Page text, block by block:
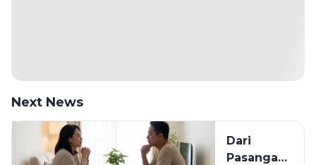
Next News
Dari
Pasangan